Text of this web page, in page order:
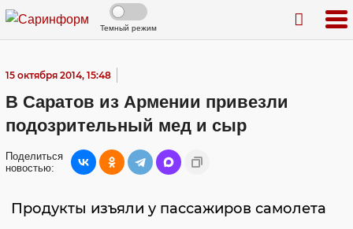
Темный режим
15 октября 2014, 15:48
В Саратов из Армении привезли
подозрительный мед и сыр
Поделиться
новостью:
Продукты изъяли у пассажиров самолета